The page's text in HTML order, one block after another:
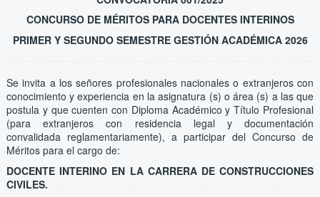
CONCURSO DE MÉRITOS PARA DOCENTES INTERINOS
PRIMER Y SEGUNDO SEMESTRE GESTIÓN ACADÉMICA 2026
Se invita a los señores profesionales nacionales o extranjeros con
conocimiento y experiencia en la asignatura (s) o área (s) a las que
postula y que cuenten con Diploma Académico y Título Profesional
(para extranjeros con residencia legal y documentación
convalidada reglamentariamente), a participar del Concurso de
Méritos para el cargo de:
DOCENTE INTERINO EN LA CARRERA DE CONSTRUCCIONES
CIVILES.